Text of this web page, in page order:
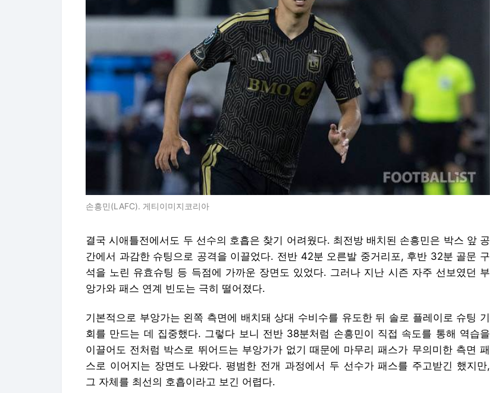
손흥민(LAFC). 게티이미지코리아
결국 시애틀전에서도 두 선수의 호흡은 찾기 어려웠다. 최전방 배치된 손흥민은 박스 앞 공
간에서 과감한 슈팅으로 공격을 이끌었다. 전반 42분 오른발 중거리포, 후반 32분 골문 구
석을 노린 유효슈팅 등 득점에 가까운 장면도 있었다. 그러나 지난 시즌 자주 선보였던 부
앙가와 패스 연계 빈도는 극히 떨어졌다.
기본적으로 부앙가는 왼쪽 측면에 배치돼 상대 수비수를 유도한 뒤 솔로 플레이로 슈팅 기
회를 만드는 데 집중했다. 그렇다 보니 전반 38분처럼 손흥민이 직접 속도를 통해 역습을
이끌어도 전처럼 박스로 뛰어드는 부앙가가 없기 때문에 마무리 패스가 무의미한 측면 패
스로 이어지는 장면도 나왔다. 평범한 전개 과정에서 두 선수가 패스를 주고받긴 했지만,
그 자체를 최선의 호흡이라고 보긴 어렵다.